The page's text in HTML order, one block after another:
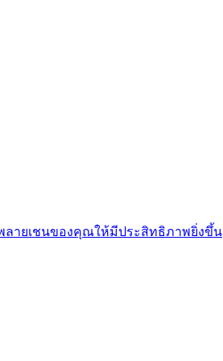
ลายเชนของคุณให้มีประสิทธิภาพยิ่งขึ้น